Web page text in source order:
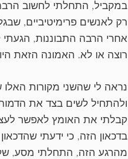
במקביל, התחלתי לחשוב
רק לאנשים פרימיטיביים,
אחרי הרבה התבוננות,
רוצה או לא. האמונה הזאת
נראה לי שהשני מקורות
ולהתחיל לשים בצד את
קבלתי את האומץ לאפשר
בדכאון הזה, כי ידעתי
מהרגע הזה, התחלתי מסע, של